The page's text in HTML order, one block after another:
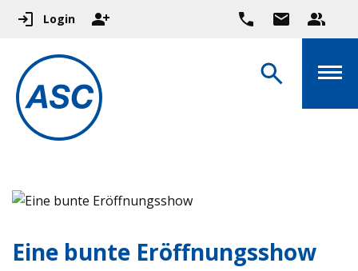
Login
Eine bunte Eröffnungsshow